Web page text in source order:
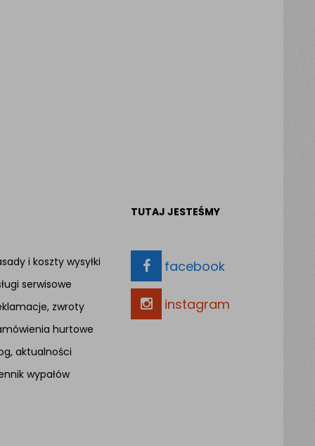
i koszty wysyłki
serwisowe
zwroty
hurtowe
aktualności
wypałów
TUTAJ JESTEŚMY
facebook
instagram